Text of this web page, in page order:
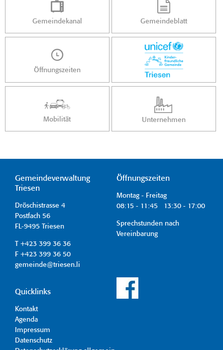
Gemeindekanal Gemeindeblatt
Öffnungszeiten
Mobilität Unternehmen
Gemeindeverwaltung
Triesen
Dröschistrasse 4
Postfach 56
FL-9495 Triesen
T +423 399 36 36
F +423 399 36 50
gemeinde@triesen.li
Öffnungszeiten
Montag - Freitag
08:15 - 11:45 13:30 - 17:00
Sprechstunden nach
Vereinbarung
Quicklinks
Kontakt
Agenda
Impressum
Datenschutz